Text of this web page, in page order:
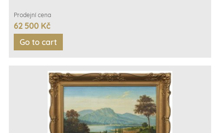
Prodejní cena
62 500 Kč